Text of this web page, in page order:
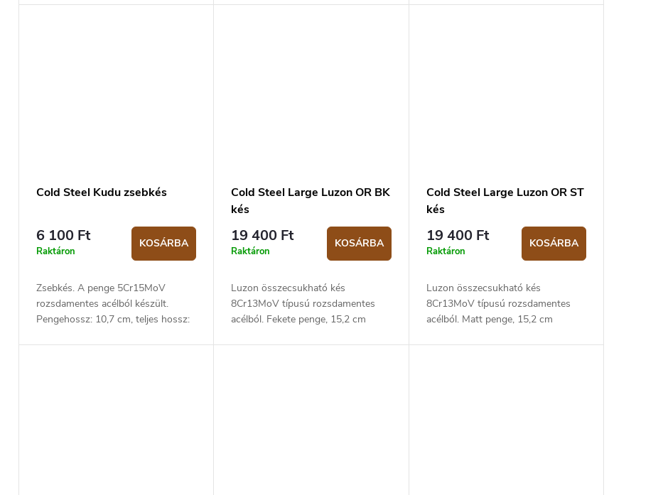
Cold Steel Kudu zsebkés
6 100 Ft
Raktáron
KOSÁRBA
Zsebkés. A penge 5Cr15MoV
rozsdamentes acélból készült.
Pengehossz: 10,7 cm, teljes hossz:
Cold Steel Large Luzon OR BK
kés
19 400 Ft
Raktáron
KOSÁRBA
Luzon összecsukható kés
8Cr13MoV típusú rozsdamentes
acélból. Fekete penge, 15,2 cm
Cold Steel Large Luzon OR ST
kés
19 400 Ft
Raktáron
KOSÁRBA
Luzon összecsukható kés
8Cr13MoV típusú rozsdamentes
acélból. Matt penge, 15,2 cm